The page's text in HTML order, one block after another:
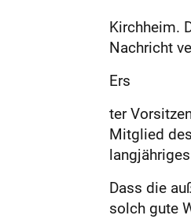
Kirchheim.
Nachricht
Ers­
ter
Mitglied
Dass die
solch gute